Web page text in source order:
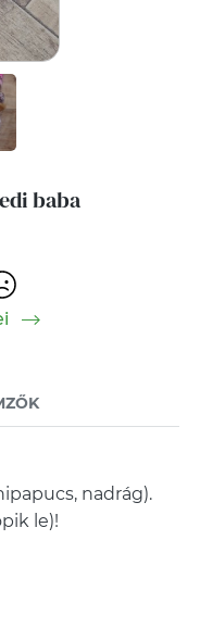
baba
nadrág).
le)!